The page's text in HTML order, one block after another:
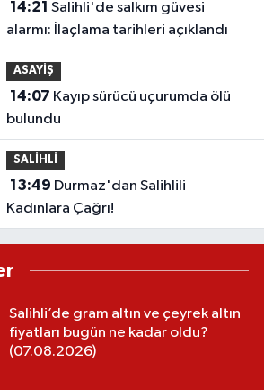
14:21
alarmı: İlaçlama tarihleri açıklandı
ASAYİŞ
14:07
bulundu
SALİHLİ
13:49
Kadınlara Çağrı!
Salihli’de gram altın ve çeyrek altın
fiyatları bugün ne kadar oldu?
(07.08.2026)